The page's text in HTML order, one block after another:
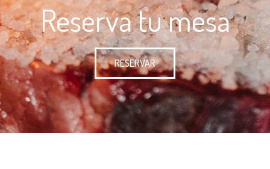
Reserva tu mesa
RESERVAR